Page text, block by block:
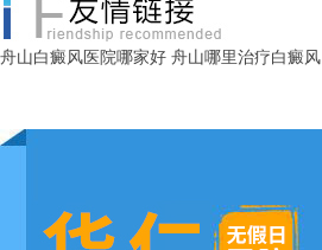
舟山白癜风医院哪家好 舟山哪里治疗白癜风